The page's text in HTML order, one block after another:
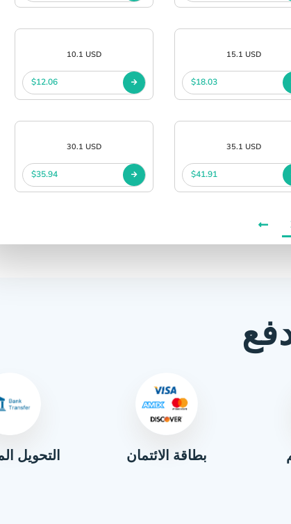
10.1 USD
$12.06
15.1 USD
$18.03
30.1 USD
$35.94
35.1 USD
$41.91
التحويل بطاقة الائتمان